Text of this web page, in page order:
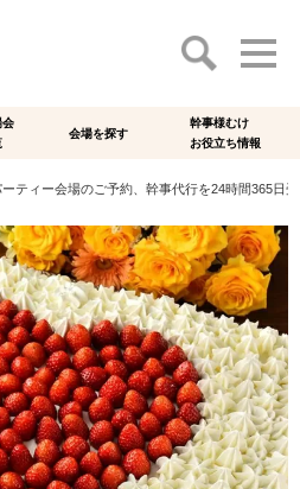
会
会場を探す
幹事様むけ
お役立ち情報
ティー会場のご予約、幹事代行を24時間365日